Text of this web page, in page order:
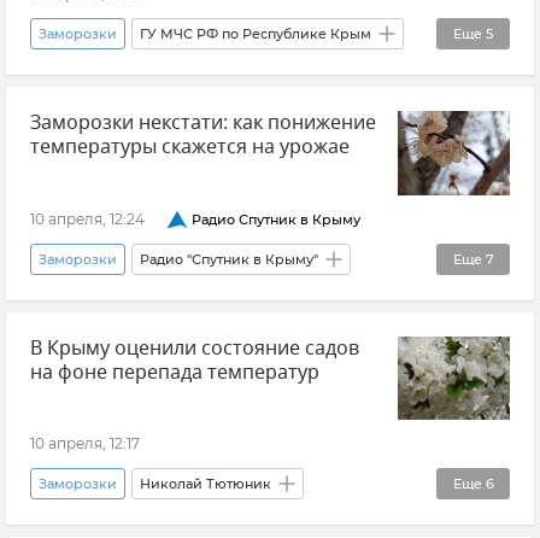
Еще 5
Заморозки ГУ МЧС РФ по Республике Крым
Погода в Крыму Погода
Новости Крыма Крым Прогноз
Заморозки некстати: как понижение
температуры скажется на урожае
10 апреля, 12:24 Радио Спутник в Крыму
Еще 7
Заморозки Радио "Спутник в Крыму"
Крым Урожай в Крыму Сады Крыма
Николай Тютюник Новости Крыма
Сельское хозяйство Минсельхоз Крыма
В Крыму оценили состояние садов
на фоне перепада температур
10 апреля, 12:17
Еще 6
Заморозки Николай Тютюник
Минсельхоз Крыма Крым